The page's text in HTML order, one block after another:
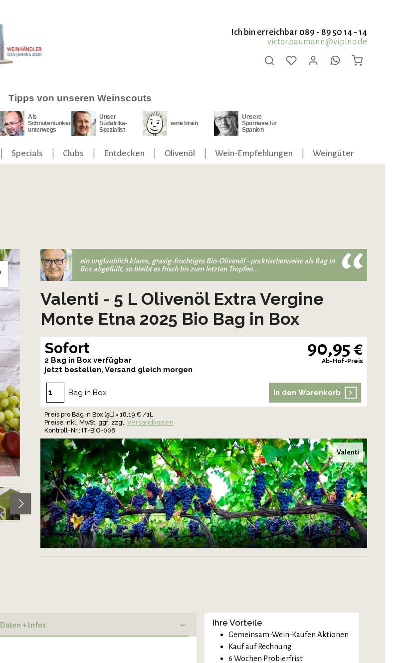
Ich bin erreichbar 089 - 89 50 14 - 14
victor.baumann@vipino.de
Tipps von unseren Weinscouts
Als
Schnutentunker
unterwegs
Unser
Südafrika-
Spezialist
wine brain
Unsere
Spürnase für
Spanien
Specials Clubs Entdecken Olivenöl Wein-Empfehlungen Weingüter
ein unglaublich klares, grasig-fruchtiges Bio-Olivenöl - praktischerweise als Bag in
Box abgefüllt, so bleibt es frisch bis zum letzten Tropfen...
Valenti - 5 L Olivenöl Extra Vergine
Monte Etna 2025 Bio Bag in Box
Sofort
2 Bag in Box verfügbar
jetzt bestellen, Versand gleich morgen
90,95 €
Ab-Hof-Preis
Bag in Box In den Warenkorb
Preis pro Bag in Box (5L) = 18,19 € /1L
Preise inkl. MwSt. ggf. zzgl. Versandkosten
Kontroll-Nr.: IT-BIO-008
Valenti
Daten + Infos Ihre Vorteile
Gemeinsam-Wein-Kaufen Aktionen
Kauf auf Rechnung
6 Wochen Probierfrist